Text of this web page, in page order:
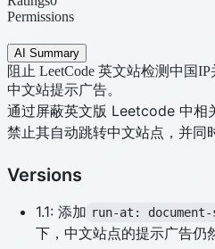
Permissions
AI Summary
阻止 LeetCode 英文站检测中国
中文站提示广告。
通过屏蔽英文版 Leetcode 中相
禁止其自动跳转中文站点，并同
Versions
1.1: 添加 run-at:
下，中文站点的提示广告仍